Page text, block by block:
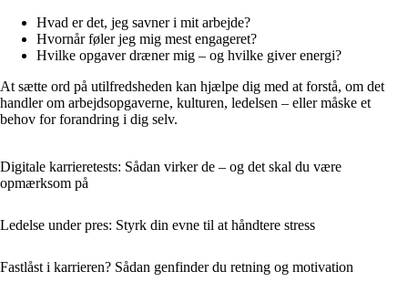
Hvad er det, jeg savner i mit arbejde?
Hvornår føler jeg mig mest engageret?
Hvilke opgaver dræner mig – og hvilke giver energi?
At sætte ord på utilfredsheden kan hjælpe dig med at forstå, om det
handler om arbejdsopgaverne, kulturen, ledelsen – eller måske et
behov for forandring i dig selv.
Digitale karrieretests: Sådan virker de – og det skal du være
opmærksom på
Ledelse under pres: Styrk din evne til at håndtere stress
Fastlåst i karrieren? Sådan genfinder du retning og motivation